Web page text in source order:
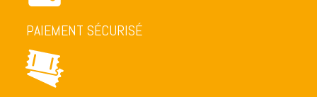
PAIEMENT SÉCURISÉ